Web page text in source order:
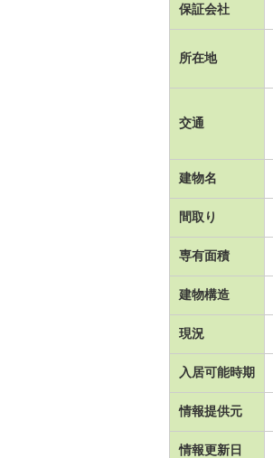
保証会社
所在地
交通
建物名
間取り
専有面積
建物構造
現況
入居可能時期
情報提供元
情報更新日